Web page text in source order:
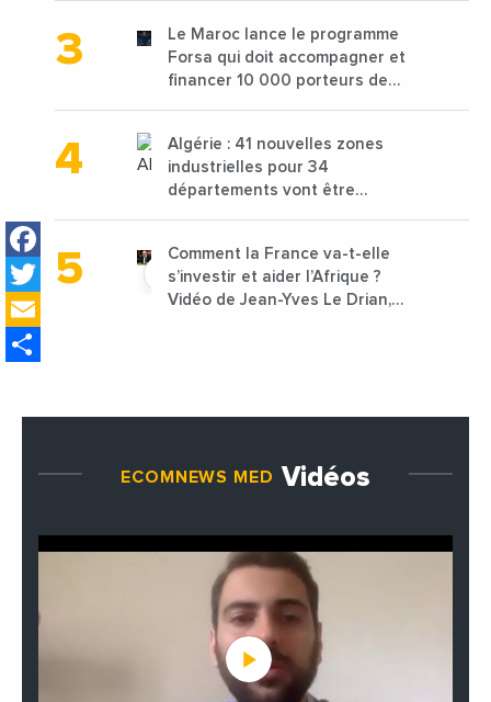
Facebook
Twitter
Le Maroc lance le programme
Forsa qui doit accompagner et
financer 10 000 porteurs de
Algérie : 41 nouvelles zones
industrielles pour 34
départements vont être
Comment la France va-t-elle
s’investir et aider l’Afrique ?
Vidéo de Jean-Yves Le Drian,
ECOMNEWS MED Vidéos